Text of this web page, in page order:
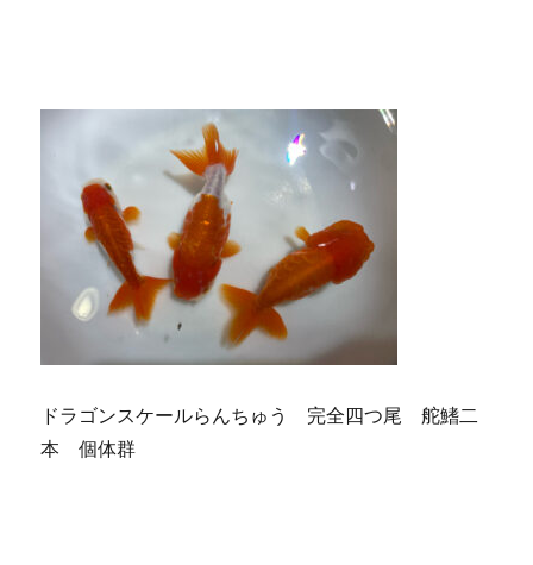
ドラゴンスケールらんちゅう 完全四つ尾 舵鰭二
本 個体群